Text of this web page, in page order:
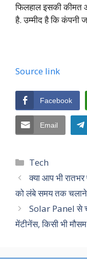
फिलहाल इसकी कीमत
है. उम्मीद है कि कंपनी
Source link
Facebook
Email
Categories
Tech
क्या आप भी रातभर
को लंबे समय तक चलाने
Solar Panel से
मेंटीनेंस, किसी भी